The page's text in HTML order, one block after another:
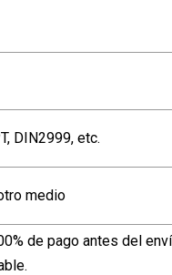
DIN2999, etc.
medio
de pago antes del